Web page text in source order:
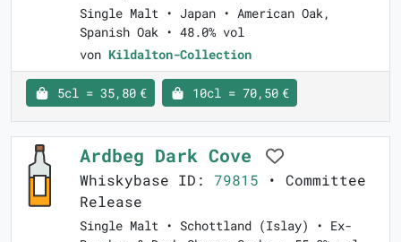
Single Malt • Japan • American Oak,
Spanish Oak • 48.0% vol
von Kildalton-Collection
5cl = 35,80 € 10cl = 70,50 €
Ardbeg Dark Cove
Whiskybase ID: 79815 • Committee
Release
Single Malt • Schottland (Islay) • Ex-